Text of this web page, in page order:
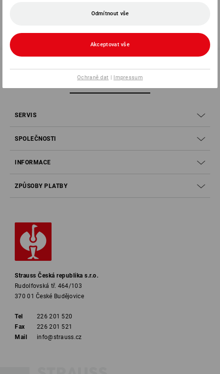
SERVIS 226 201 520
SERVIS
SPOLEČNOSTI
INFORMACE
ZPŮSOBY PLATBY
Strauss Česká republika s.r.o.
Rudolfovská tř. 464/103
370 01 České Budějovice
Tel
226 201 520
Fax
226 201 521
Mail
info@strauss.cz
Odmítnout vše
Akceptovat vše
Ochraně dat | Impressum